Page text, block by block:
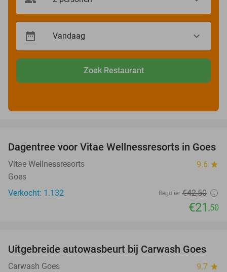
Zoek Restaurant
49%
Dagentree voor Vitae Wellnessresorts in Goes
Vitae Wellnessresorts 9.6 star
Goes
Verkocht: 1.132
Regulier €42,50
€21 ,50
36%
Uitgebreide autowasbeurt bij Carwash Goes
Carwash Goes 9.7 star